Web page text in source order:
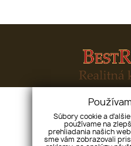
Bestreal-Slovakia s. r. o.
Bratislava -
Súbory cookie a
používame na
prehliadania našich
sme vám zobrazovali